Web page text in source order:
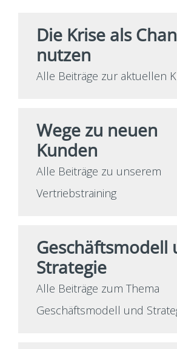
Die Krise als
nutzen
Alle Beiträge zur aktuellen
Wege zu neuen
Kunden
Alle Beiträge zu unserem
Vertriebstraining
Geschäftsmodell
Strategie
Alle Beiträge zum Thema
Geschäftsmodell und